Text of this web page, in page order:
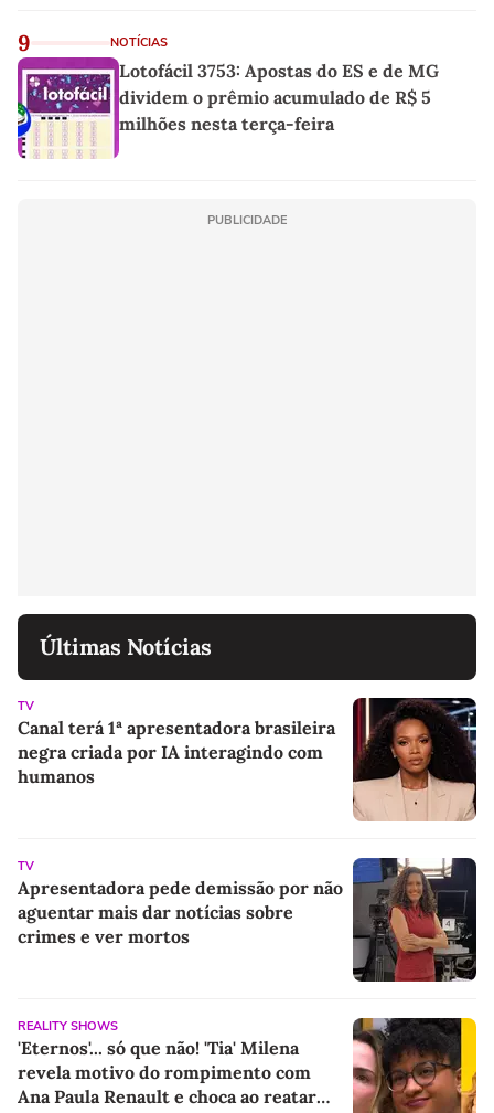
9 NOTÍCIAS
Lotofácil 3753: Apostas do ES e de MG
dividem o prêmio acumulado de R$ 5
milhões nesta terça-feira
PUBLICIDADE
Últimas Notícias
TV
Canal terá 1ª apresentadora brasileira
negra criada por IA interagindo com
humanos
TV
Apresentadora pede demissão por não
aguentar mais dar notícias sobre
crimes e ver mortos
REALITY SHOWS
'Eternos'... só que não! 'Tia' Milena
revela motivo do rompimento com
Ana Paula Renault e choca ao reatar